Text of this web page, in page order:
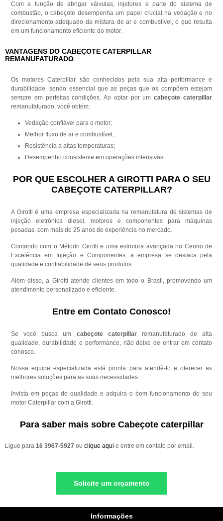
Com a função de abrigar válvulas, injetores e parte do sistema de
combustão, o cabeçote desempenha um papel crucial na vedação e no
direcionamento adequado da mistura de ar e combustível, o que resulta
em um funcionamento eficiente do motor.
VANTAGENS DO CABEÇOTE CATERPILLAR
REMANUFATURADO
Os motores Caterpillar são conhecidos pela sua alta performance e
durabilidade, sendo essencial que as peças que os compõem estejam
sempre em perfeitas condições. Ao optar por umcabeçote caterpillar
remanufaturado, você obtém:
Vedação confiável para o motor;
Melhor fluxo de ar e combustível;
Resistência a altas temperaturas;
Desempenho consistente em operações intensivas.
POR QUE ESCOLHER A GIROTTI PARA O SEU
CABEÇOTE CATERPILLAR?
A Girotti é uma empresa especializada na remanufatura de sistemas de
injeção eletrônica diesel, motores e componentes para máquinas
pesadas, com mais de 25 anos de experiência no mercado.
Contando com o Método Girotti e uma estrutura avançada no Centro de
Excelência em Injeção e Componentes, a empresa se destaca pela
qualidade e confiabilidade de seus produtos.
Além disso, a Girotti atende clientes em todo o Brasil, promovendo um
atendimento personalizado e eficiente.
Entre em Contato Conosco!
Se você busca um cabeçote caterpillarremanufaturado de alta
qualidade, durabilidade e performance, não deixe de entrar em contato
conosco.
Nossa equipe especializada está pronta para atendê-lo e oferecer as
melhores soluções para as suas necessidades.
Invista em peças de qualidade e adquira o bom funcionamento do seu
motor Caterpillar com a Girotti.
Para saber mais sobre Cabeçote caterpillar
Ligue para 16 3967-5927 ou clique aqui e entre em contato por email.
Solicite um orçamento
Informações